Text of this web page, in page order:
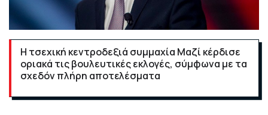
Η τσεχική κεντροδεξιά συμμαχία Μαζί κέρδισε
οριακά τις βουλευτικές εκλογές, σύμφωνα με τα
σχεδόν πλήρη αποτελέσματα